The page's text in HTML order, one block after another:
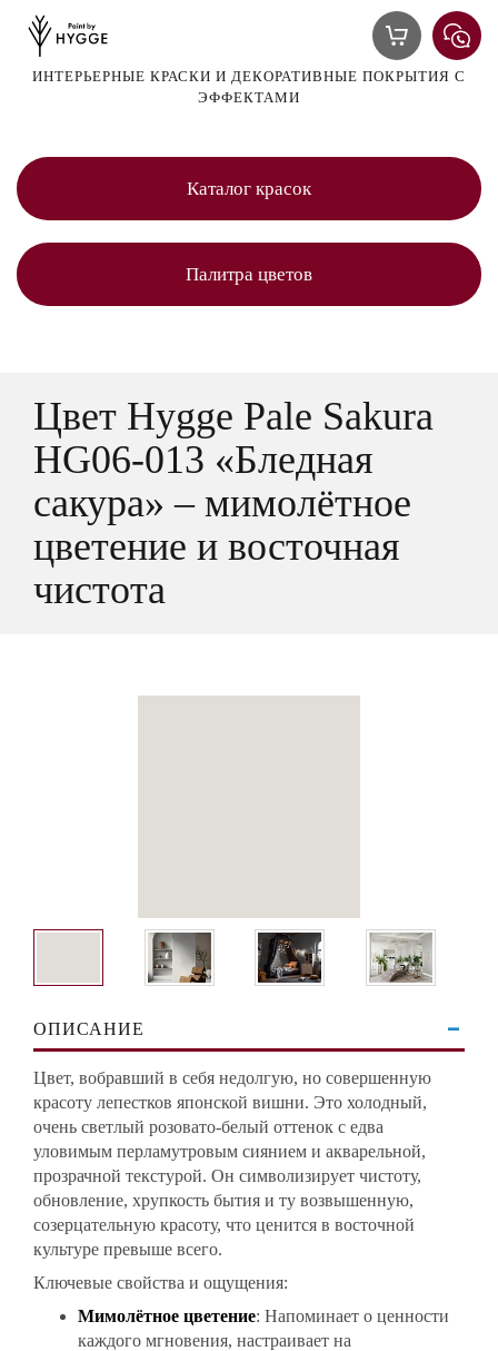
ИНТЕРЬЕРНЫЕ КРАСКИ И ДЕКОРАТИВНЫЕ ПОКРЫТИЯ С
ЭФФЕКТАМИ
Каталог красок
Палитра цветов
Цвет Hygge Pale Sakura
HG06-013 «Бледная
сакура» – мимолётное
цветение и восточная
чистота
ОПИСАНИЕ
Цвет, вобравший в себя недолгую, но совершенную
красоту лепестков японской вишни. Это холодный,
очень светлый розовато-белый оттенок с едва
уловимым перламутровым сиянием и акварельной,
прозрачной текстурой. Он символизирует чистоту,
обновление, хрупкость бытия и ту возвышенную,
созерцательную красоту, что ценится в восточной
культуре превыше всего.
Ключевые свойства и ощущения:
Мимолётное цветение: Напоминает о ценности
каждого мгновения, настраивает на